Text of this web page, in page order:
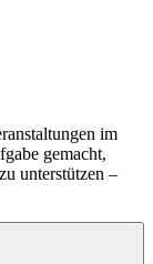
im
gemacht,
unterstützen –